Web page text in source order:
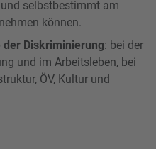
selbstbestimmt am
können.
der Diskriminierung: bei der
und im Arbeitsleben, bei
ÖV, Kultur und